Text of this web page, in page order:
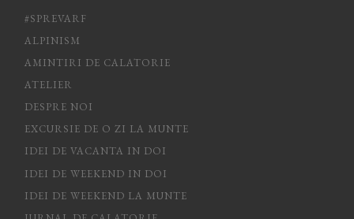
#SPREVARF
ALPINISM
AMINTIRI DE CALATORIE
ATELIER
DESPRE NOI
EXCURSIE DE O ZI LA MUNTE
IDEI DE VACANTA IN DOI
IDEI DE WEEKEND IN DOI
IDEI DE WEEKEND LA MUNTE